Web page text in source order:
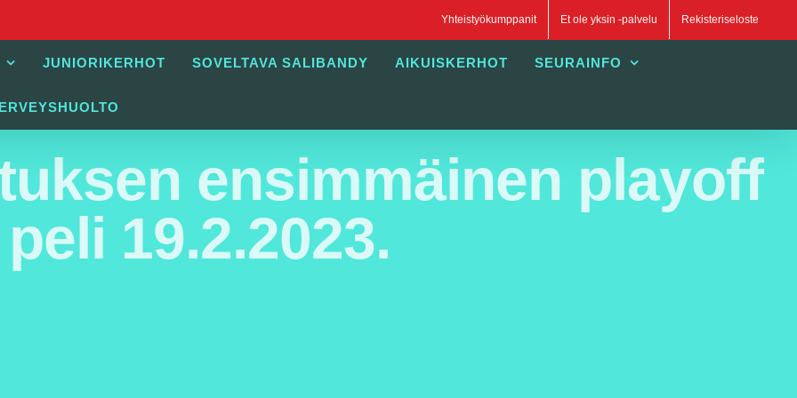
Yhteistyökumppanit Et ole yksin -palvelu Rekisteriseloste
JUNIORIKERHOT SOVELTAVA SALIBANDY AIKUISKERHOT SEURAINFO
ensimmäinen playoff
peli 19.2.2023.